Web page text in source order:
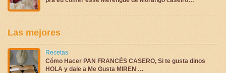
Las mejores
Recetas
Cómo Hacer PAN FRANCÉS CASERO, Si te gusta dinos
HOLA y dale a Me Gusta MIREN …